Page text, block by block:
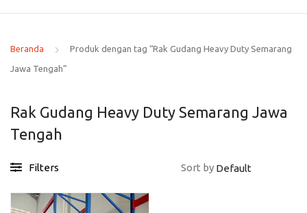
Beranda Produk dengan tag “Rak Gudang Heavy Duty Semarang
Jawa Tengah”
Rak Gudang Heavy Duty Semarang Jawa
Tengah
Filters Sort by